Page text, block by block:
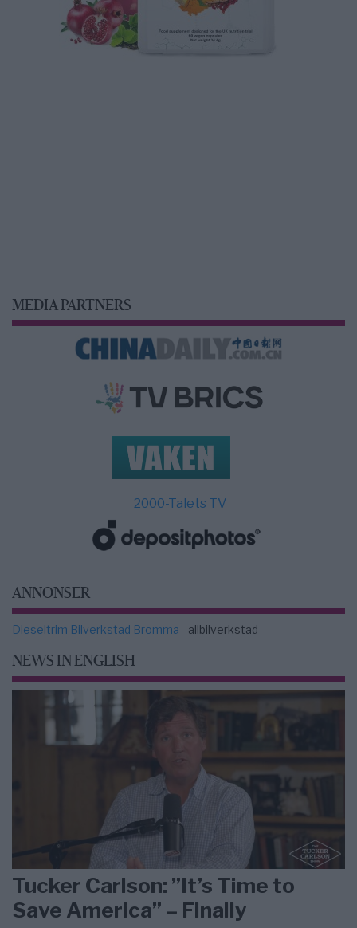
MEDIA PARTNERS
2000-Talets TV
ANNONSER
Dieseltrim Bilverkstad Bromma - allbilverkstad
NEWS IN ENGLISH
Tucker Carlson: ”It’s Time to
Save America” – Finally